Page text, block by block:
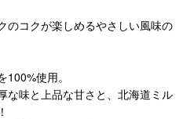
のコクが楽しめるやさしい風味の
使用。
な味と上品な甘さと、北海道ミル